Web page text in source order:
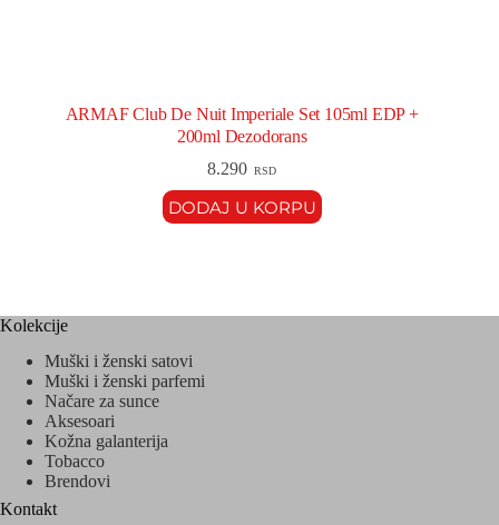
ARMAF Club De Nuit Imperiale Set 105ml EDP +
200ml Dezodorans
8.290 RSD
DODAJ U KORPU
Kolekcije
Muški i ženski satovi
Muški i ženski parfemi
Načare za sunce
Aksesoari
Kožna galanterija
Tobacco
Brendovi
Kontakt